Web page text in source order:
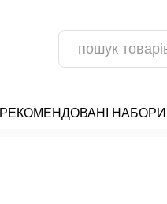
РЕКОМЕНДОВАНІ НАБОРИ